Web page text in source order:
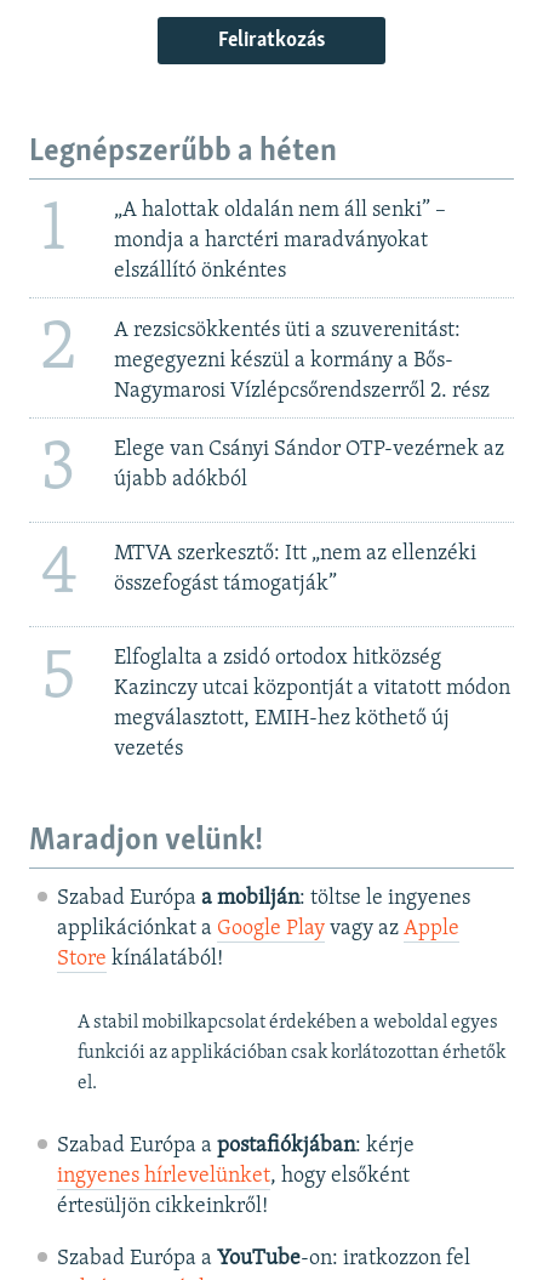
Feliratkozás
Legnépszerűbb a héten
1
„A halottak oldalán nem áll senki” –
mondja a harctéri maradványokat
elszállító önkéntes
2
A rezsicsökkentés üti a szuverenitást:
megegyezni készül a kormány a Bős-
Nagymarosi Vízlépcsőrendszerről 2. rész
3
Elege van Csányi Sándor OTP-vezérnek az
újabb adókból
4
MTVA szerkesztő: Itt „nem az ellenzéki
összefogást támogatják”
5
Elfoglalta a zsidó ortodox hitközség
Kazinczy utcai központját a vitatott módon
megválasztott, EMIH-hez köthető új
vezetés
Maradjon velünk!
Szabad Európa a mobilján: töltse le ingyenes
applikációnkat a Google Playvagy az Apple
Store kínálatából!
A stabil mobilkapcsolat érdekében a weboldal egyes
funkciói az applikációban csak korlátozottan érhetők
el.
Szabad Európa a postafiókjában: kérje
ingyenes hírlevelünket, hogy elsőként
értesüljön cikkeinkről!
Szabad Európa a YouTube-on: iratkozzon fel